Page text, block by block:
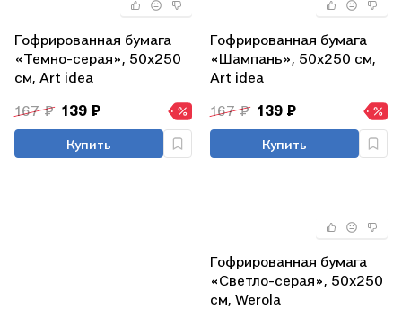
Гофрированная бумага
«Темно-серая», 50х250
см, Art idea
167 ₽ 139 ₽
Купить
Гофрированная бумага
«Шампань», 50х250 см,
Art idea
167 ₽ 139 ₽
Купить
Гофрированная бумага
«Светло-серая», 50х250
см, Werola